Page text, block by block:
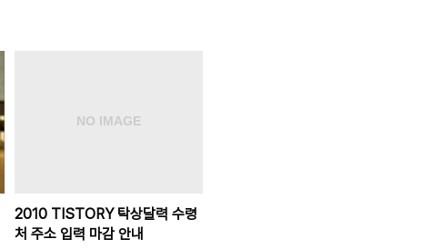
2010 TISTORY 탁상달력 수령
처 주소 입력 마감 안내